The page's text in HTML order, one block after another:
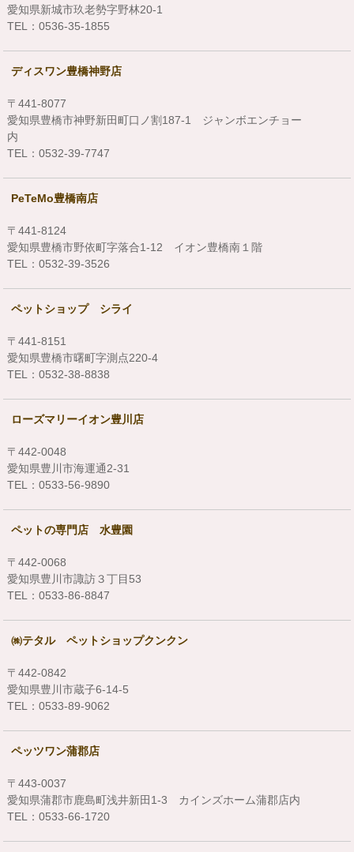
愛知県新城市玖老勢字野林20-1
TEL：0536-35-1855
ディスワン豊橋神野店
〒441-8077
愛知県豊橋市神野新田町口ノ割187-1 ジャンボエンチョー
内
TEL：0532-39-7747
PeTeMo豊橋南店
〒441-8124
愛知県豊橋市野依町字落合1-12 イオン豊橋南１階
TEL：0532-39-3526
ペットショップ シライ
〒441-8151
愛知県豊橋市曙町字測点220-4
TEL：0532-38-8838
ローズマリーイオン豊川店
〒442-0048
愛知県豊川市海運通2-31
TEL：0533-56-9890
ペットの専門店 水豊園
〒442-0068
愛知県豊川市諏訪３丁目53
TEL：0533-86-8847
㈱テタル ペットショップクンクン
〒442-0842
愛知県豊川市蔵子6-14-5
TEL：0533-89-9062
ペッツワン蒲郡店
〒443-0037
愛知県蒲郡市鹿島町浅井新田1-3 カインズホーム蒲郡店内
TEL：0533-66-1720